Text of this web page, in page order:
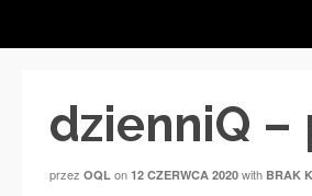
dzienniQ –
przez OQL on 12 CZERWCA 2020 with BRAK